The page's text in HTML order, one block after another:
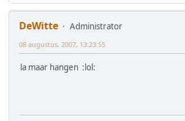
DeWitte
Administrator
08 augustus, 2007, 13:23:55
la maar hangen :lol: